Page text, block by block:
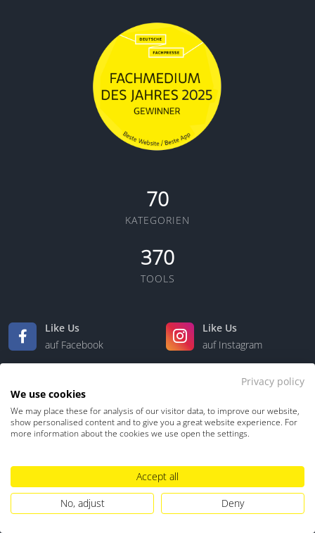
70
KATEGORIEN
370
TOOLS
Like Us
auf Facebook
Like Us
auf Instagram
auf LinkedIn
Kontakt Über uns
Privacy policy
We use cookies
We may place these for analysis of our visitor data, to improve our website,
show personalised content and to give you a great website experience. For
more information about the cookies we use open the settings.
Accept all
No, adjust
Deny